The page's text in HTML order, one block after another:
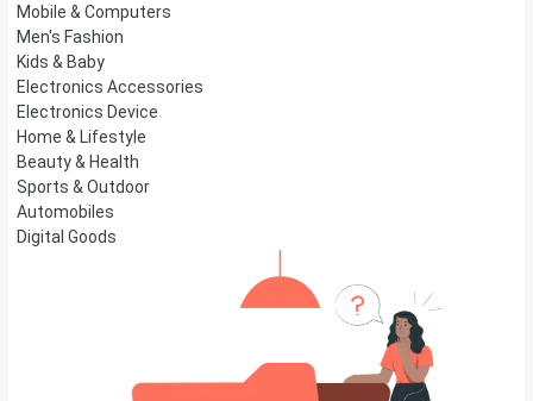
Mobile & Computers
Men's Fashion
Kids & Baby
Electronics Accessories
Electronics Device
Home & Lifestyle
Beauty & Health
Sports & Outdoor
Automobiles
Digital Goods